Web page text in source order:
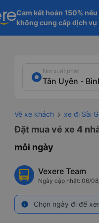
Cam kết hoàn 150% nếu
không cung cấp dịch
Nơi xuất phát
Vé xe khách xe đi Sài
Đặt mua vé xe 4
mỗi ngày
Vexere Team
Ngày cập nhật: 06/
info Chọn ngày đi để